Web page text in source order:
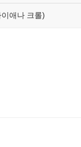
이애나 크롤)